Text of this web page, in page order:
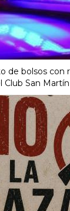
de bolsos con
Club San Martín